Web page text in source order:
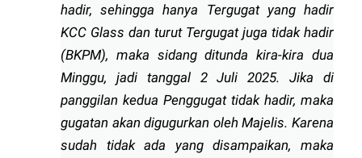
hadir, sehingga hanya Tergugat yang hadir
KCC Glass dan turut Tergugat juga tidak hadir
(BKPM), maka sidang ditunda kira-kira dua
Minggu, jadi tanggal 2 Juli 2025. Jika di
panggilan kedua Penggugat tidak hadir, maka
gugatan akan digugurkan oleh Majelis. Karena
sudah tidak ada yang disampaikan, maka